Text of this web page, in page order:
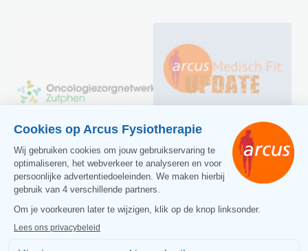
Als kanker op je
pad komt- Save the
date
30 juli 2025
Als kanker op je pad
Medisch Fit Update
11 juni 2025
Beste sporters, Naar
aanleiding van jullie
Lees meer